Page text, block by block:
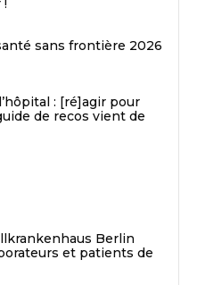
sans frontière 2026
: [ré]agir pour
de recos vient de
Berlin
et patients de